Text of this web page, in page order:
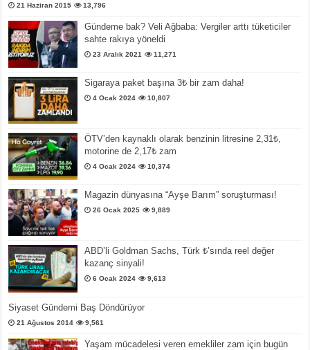
21 Haziran 2015 13,796
Gündeme bak? Veli Ağbaba: Vergiler arttı tüketiciler
sahte rakıya yöneldi
23 Aralık 2021 11,271
Sigaraya paket başına 3₺ bir zam daha!
4 Ocak 2024 10,807
ÖTV’den kaynaklı olarak benzinin litresine 2,31₺,
motorine de 2,17₺ zam
4 Ocak 2024 10,374
Magazin dünyasına “Ayşe Barım” soruşturması!
26 Ocak 2025 9,889
ABD’li Goldman Sachs, Türk ₺’sında reel değer
kazanç sinyali!
6 Ocak 2024 9,613
Siyaset Gündemi Baş Döndürüyor
21 Ağustos 2014 9,561
Yaşam mücadelesi veren emekliler zam için bugün